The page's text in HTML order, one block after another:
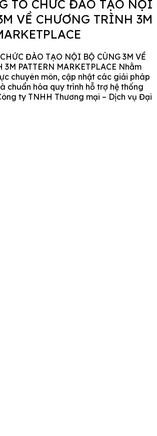
TỔ CHỨC ĐÀO TẠO NỘI
VỀ CHƯƠNG TRÌNH 3M
ĐÀO TẠO NỘI BỘ CÙNG 3M VỀ
PATTERN MARKETPLACE Nhằm
chuyên môn, cập nhật các giải pháp
chuẩn hóa quy trình hỗ trợ hệ thống
ty TNHH Thương mại – Dịch vụ Đại